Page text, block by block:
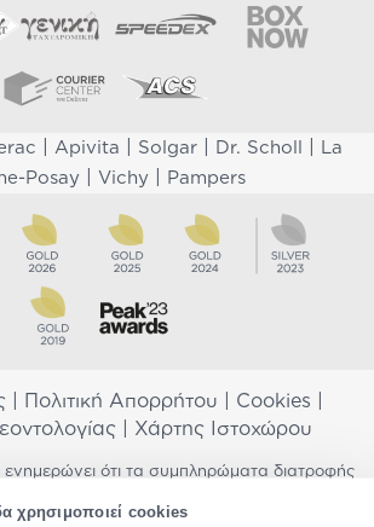
χρησιμοποιεί cookies
Apivita Solgar| Dr. Scholl
La
Posay
Vichy Pampers
Πολιτική Απορρήτου Cookies
| Χάρτης Ιστοχώρου
ότι τα συμπληρώματα διατροφής
την πρόληψη, αγωγή ή θεραπεία ανθρώπινης